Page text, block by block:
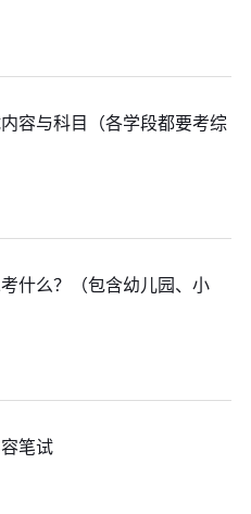
容与科目（各学段都要考综
什么？（包含幼儿园、小
笔试